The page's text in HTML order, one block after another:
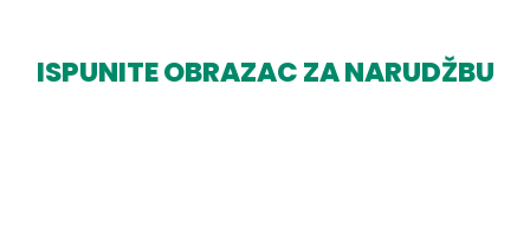
ISPUNITE OBRAZAC ZA NARUDŽBU